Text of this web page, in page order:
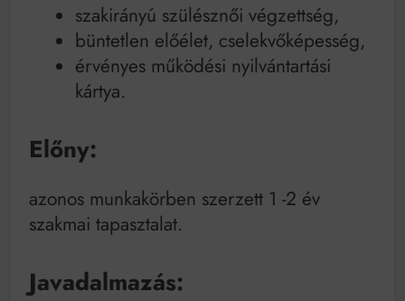
szakirányú szülésznői végzettség,
büntetlen előélet, cselekvőképesség,
érvényes működési nyilvántartási
kártya.
Előny:
azonos munkakörben szerzett 1 -2 év
szakmai tapasztalat.
Javadalmazás: